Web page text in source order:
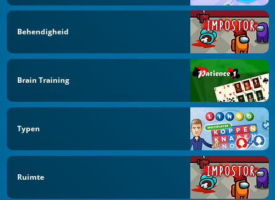
Behendigheid
Brain Training
Typen
Ruimte